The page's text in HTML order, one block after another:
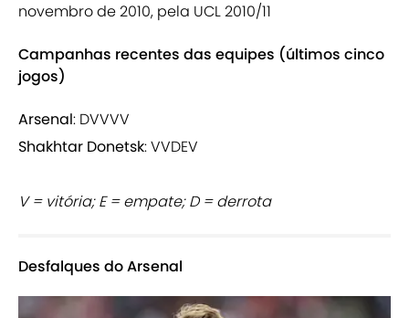
novembro de 2010, pela UCL 2010/11
Campanhas recentes das equipes (últimos cinco
jogos)
Arsenal: DVVVV
Shakhtar Donetsk: VVDEV
V = vitória; E = empate; D = derrota
Desfalques do Arsenal